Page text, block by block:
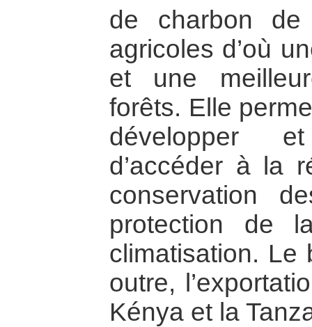
de charbon
agricoles d’où
et une
forêts. Elle
développer
d’accéder à la
conservation
protection de
climatisation. Le
outre,
Kénya et la